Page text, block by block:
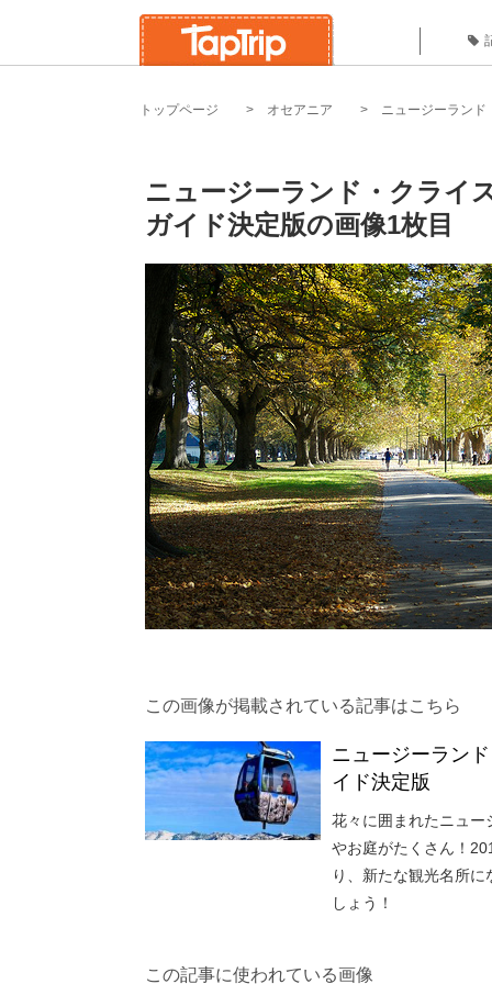
トップページ オセアニア ニュージーランド
ニュージーランド・クライ
ガイド決定版の画像1枚目
この画像が掲載されている記事はこちら
ニュージーラン
イド決定版
花々に囲まれたニュー
やお庭がたくさん！
り、新たな観光名所
しょう！
この記事に使われている画像